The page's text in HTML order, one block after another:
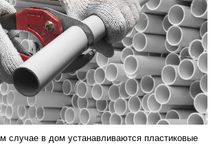
случае в дом устанавливаются пластиковые